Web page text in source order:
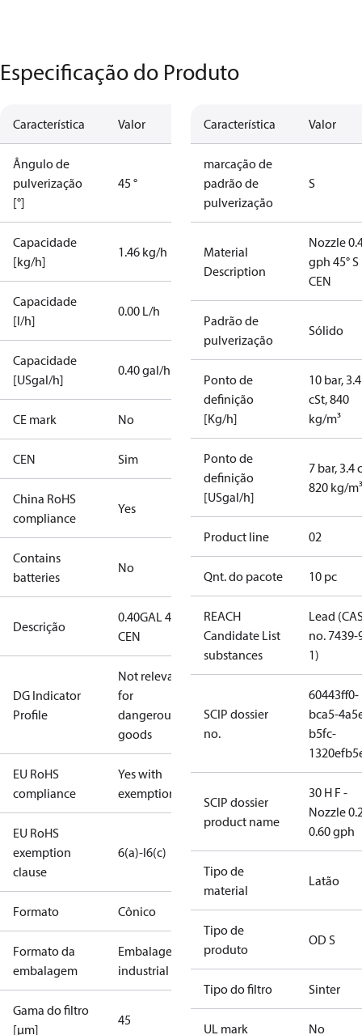
Especificação do Produto
Característica Valor
Ângulo de
pulverização
[°]
45 °
Capacidade
[kg/h]
1.46 kg/h
Capacidade
[l/h]
0.00 L/h
Capacidade
[USgal/h]
0.40 gal/h
CE mark No
CEN Sim
China RoHS
compliance
Yes
Contains
batteries
No
Descrição
0.40GAL 45S
CEN
DG Indicator
Profile
Not relevant
for
dangerous
goods
EU RoHS
compliance
Yes with
exemptions
EU RoHS
exemption
clause
6(a)-I6(c)
Formato Cônico
Formato da
embalagem
Embalagem
industrial
Gama do filtro
[µm]
45
Característica Valor
marcação de
padrão de
pulverização
S
Material
Description
Nozzle
gph 45° S
CEN
Padrão de
pulverização
Sólido
Ponto de
definição
[Kg/h]
10 bar, 3.4
cSt, 840
kg/m³
Ponto de
definição
[USgal/h]
7 bar, 3.4
820 kg/m³
Product line 02
Qnt. do pacote 10 pc
REACH
Candidate List
substances
Lead
no. 7439-
1)
SCIP dossier
no.
60443ff0-
bca5-
b5fc-
SCIP dossier
product name
30 H F -
Nozzle
0.60 gph
Tipo de
material
Latão
Tipo de
produto
OD S
Tipo do filtro Sinter
UL mark No